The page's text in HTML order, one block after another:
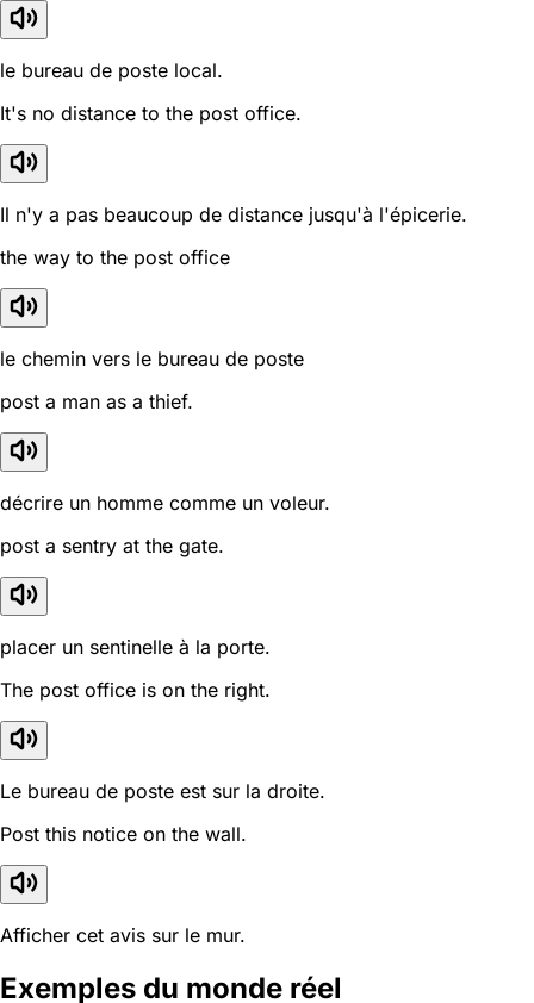
le bureau de poste local.
It's no distance to the post office.
Il n'y a pas beaucoup de distance jusqu'à l'épicerie.
the way to the post office
le chemin vers le bureau de poste
post a man as a thief.
décrire un homme comme un voleur.
post a sentry at the gate.
placer un sentinelle à la porte.
The post office is on the right.
Le bureau de poste est sur la droite.
Post this notice on the wall.
Afficher cet avis sur le mur.
Exemples du monde réel